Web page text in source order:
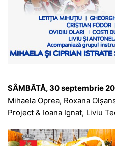
SÂMBĂTĂ, 30 septembrie
Mihaela Oprea, Roxana
Project & Ioana Ignat, Liviu